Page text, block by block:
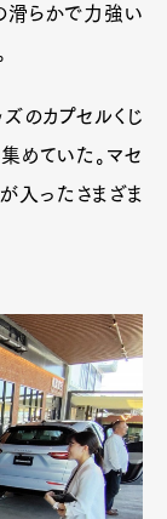
滑らかで力強い
のカプセルくじ
めていた。マセ
入ったさまざま